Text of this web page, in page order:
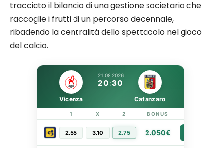
tracciato il bilancio di una gestione societaria che
raccoglie i frutti di un percorso decennale,
ribadendo la centralità dello spettacolo nel gioco
del calcio.
21.08.2026
20:30
Vicenza Catanzaro
1 X 2 BONUS
2.55 3.10 2.75 2.050€